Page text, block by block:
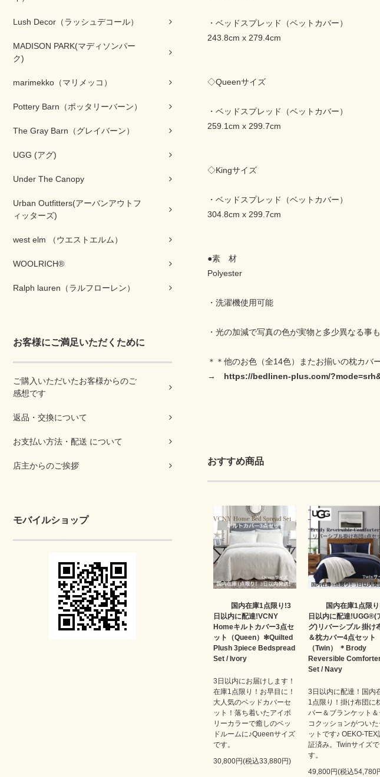
Lush Decor（ラッシュデコール）
MADISON PARK(マディソンパー
ク)
marimekko（マリメッコ）
Pottery Barn（ポッタリーバーン）
The Gray Barn（グレイバーン）
UGG (アグ)
Under The Canopy
Urban Outfitters(アーバンアウトフ
ィッターズ)
west elm （ウエストエルム）
WOOLRICH®
Ralph lauren（ラルフローレン）
お客様にご満足いただくために
ご購入いただいたお客様からのご
感想です
返品・交換について
お支払い方法・配送 について
店主からのご挨拶
モバイルショップ
・ベッドスプレッド（ベットカバー）
243.8cm x 279.4cm
◇Queenサイズ
・ベッドスプレッド（ベットカバー）
259.1cm x 299.7cm
◇Kingサイズ
・ベッドスプレッド（ベットカバー）
304.8cm x 299.7cm
●素 材
Polyester
・洗濯機使用可能
・光の加減で写真の色が実物と多少異なる事
＊＊他のお色（全14色）またお揃いの枕カバ
→ https://bedlinen-plus.com/
おすすめ商品
国内在庫1点限り!3
日以内に配達!VCNY
Homeキルトカバー3点セ
ット（Queen）✻Quilted
Plush 3piece Bedspread
Set / Ivory
3日以内にお届けします！
在庫1点限り！お早目に！
大人気のベッドカバーセ
ット！落ち着いたアイボ
リーカラーで癒しのベッ
ドルームに♪Queenサイズ
です。
30,800円(税込33,880円)
国内在庫1点限
日以内に配達!UGG®(
グ)リバーシブル 掛け
＆枕カバー4点セット
（Twin） ＊Brody
Reversible
Set / Navy
3日以内に配達！国内
1点限り！掛け布団に
バー＆ブランケット
コクッションがついた
ットです♪ OEKO-TEX
証済み。Twinサイズで
す。
49,800円(税込54,780